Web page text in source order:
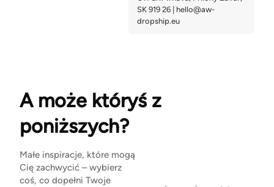
A może któryś z
poniższych?
Małe inspiracje, które mogą
Cię zachwycić – wybierz
coś, co dopełni Twoje